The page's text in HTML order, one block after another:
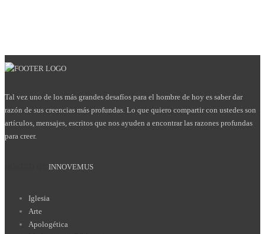
Tal vez uno de los más grandes desafíos para el hombre de hoy es saber dar
razón de sus creencias más profundas. Lo que quiero compartir con ustedes son
artículos, mensajes, escritos que nos ayuden a encontrar las razones profundas
para creer.
INNOVEMUS
Iglesia
Arte
Apologética